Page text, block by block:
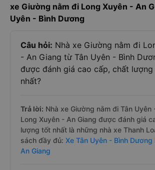
xe Giường nằm đi Long Xuyên - An
Uyên - Bình Dương
Câu hỏi: Nhà xe Giường nằm đi
- An Giang từ Tân Uyên - Bình
được đánh giá cao cấp, chất
nhất?
Trả lời: Nhà xe Giường nằm đi Tân Uyên
Long Xuyên - An Giang được đánh giá
lượng tốt nhất là những nhà xe Thanh
sách đầy đủ: Xe Tân Uyên - Bình
An Giang